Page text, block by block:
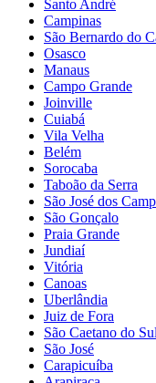
Santo André
Campinas
São Bernardo do
Osasco
Manaus
Campo Grande
Joinville
Cuiabá
Vila Velha
Belém
Sorocaba
Taboão da Serra
São José dos
São Gonçalo
Praia Grande
Jundiaí
Vitória
Canoas
Uberlândia
Juiz de Fora
São Caetano do Sul
São José
Carapicuíba